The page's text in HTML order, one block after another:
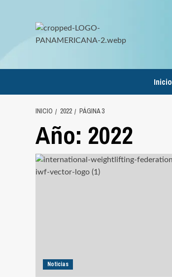
Inicio
INICIO 2022 PÁGINA 3
Año: 2022
Noticias